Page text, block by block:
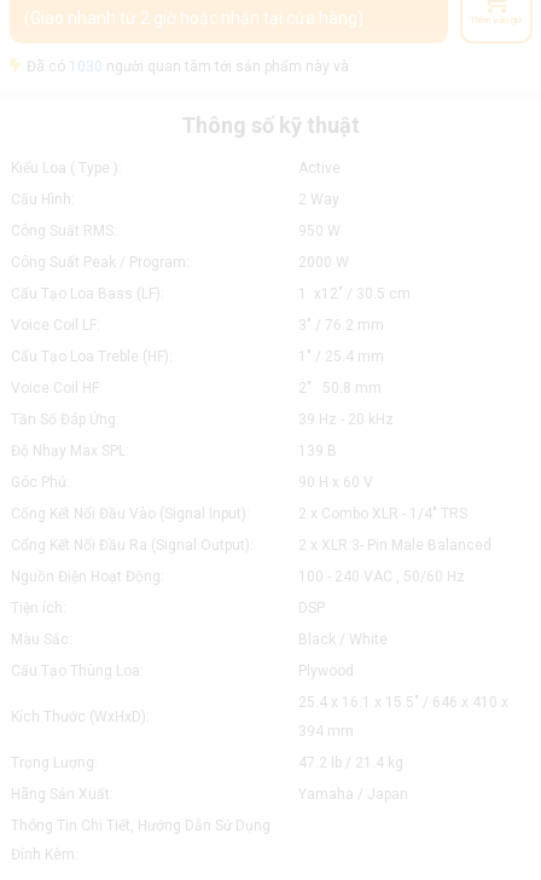
(Giao nhanh từ 2 giờ hoặc nhận tại cửa hàng) Thêm vào giỏ
Đã có 1030 người quan tâm tới sản phẩm này và
Thông số kỹ thuật
Kiểu Loa ( Type ):
Active
Cấu Hình:
2 Way
Công Suất RMS:
950 W
Công Suất Peak / Program:
2000 W
Cấu Tạo Loa Bass (LF):
1 x12" / 30.5 cm
Voice Coil LF:
3" / 76.2 mm
Cấu Tạo Loa Treble (HF):
1" / 25.4 mm
Voice Coil HF:
2" . 50.8 mm
Tần Số Đáp Ứng:
39 Hz - 20 kHz
Độ Nhạy Max SPL:
139 B
Góc Phủ:
90 H x 60 V
Cổng Kết Nối Đầu Vào (Signal Input):
2 x Combo XLR - 1/4" TRS
Cổng Kết Nối Đầu Ra (Signal Output):
2 x XLR 3- Pin Male Balanced
Nguồn Điện Hoạt Động:
100 - 240 VAC , 50/60 Hz
Tiện ích:
DSP
Màu Sắc:
Black / White
Cấu Tạo Thùng Loa:
Plywood
Kích Thước (WxHxD):
25.4 x 16.1 x 15.5" / 646 x 410 x
394 mm
Trọng Lượng:
47.2 lb / 21.4 kg
Hãng Sản Xuất:
Yamaha / Japan
Thông Tin Chi Tiết, Hướng Dẫn Sử Dụng
Đính Kèm: